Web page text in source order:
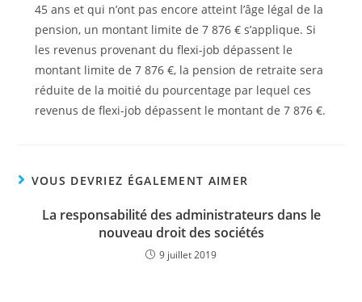
45 ans et qui n’ont pas encore atteint l’âge légal de la
pension, un montant limite de 7 876 € s’applique. Si
les revenus provenant du flexi-job dépassent le
montant limite de 7 876 €, la pension de retraite sera
réduite de la moitié du pourcentage par lequel ces
revenus de flexi-job dépassent le montant de 7 876 €.
VOUS DEVRIEZ ÉGALEMENT AIMER
La responsabilité des administrateurs dans le
nouveau droit des sociétés
9 juillet 2019